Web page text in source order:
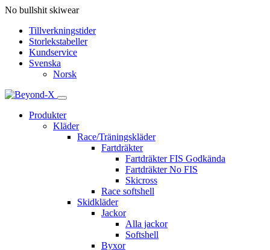
No bullshit skiwear
Tillverkningstider
Storlekstabeller
Kundservice
Svenska
Norsk
Produkter
Kläder
Race/Träningskläder
Fartdräkter
Fartdräkter FIS Godkända
Fartdräkter No FIS
Skicross
Race softshell
Skidkläder
Jackor
Alla jackor
Softshell
Byxor